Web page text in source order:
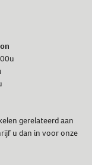
gerelateerd aan
u dan in voor onze